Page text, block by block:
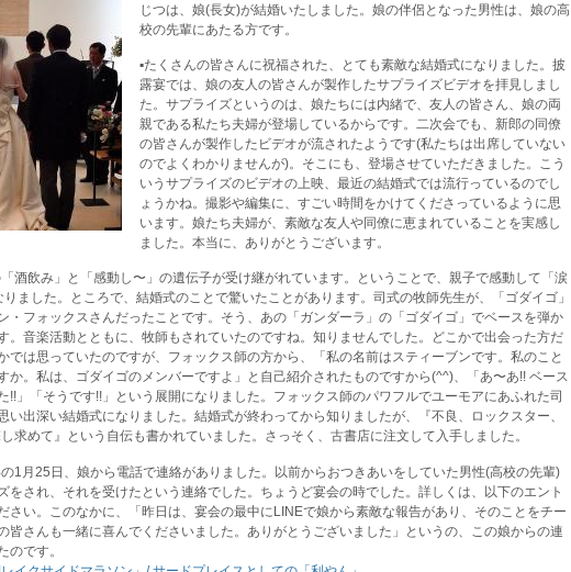
じつは、娘(長女)が結婚いたしました。娘の伴侶となった男性は、娘の高
校の先輩にあたる方です。
▪︎たくさんの皆さんに祝福された、とても素敵な結婚式になりました。披
露宴では、娘の友人の皆さんが製作したサプライズビデオを拝見しまし
た。サプライズというのは、娘たちには内緒で、友人の皆さん、娘の両
親である私たち夫婦が登場しているからです。二次会でも、新郎の同僚
の皆さんが製作したビデオが流されたようです(私たちは出席していない
のでよくわかりませんが)。そこにも、登場させていただきました。こう
いうサプライズのビデオの上映、最近の結婚式では流行っているのでし
ょうかね。撮影や編集に、すごい時間をかけてくださっているように思
います。娘たち夫婦が、素敵な友人や同僚に恵まれていることを実感し
ました。本当に、ありがとうございます。
酒飲み」と「感動し〜」の遺伝子が受け継がれています。ということで、親子で感動して「涙
ました。ところで、結婚式のことで驚いたことがあります。司式の牧師先生が、「ゴダイゴ」
・フォックスさんだったことです。そう、あの「ガンダーラ」の「ゴダイゴ」でベースを弾か
。音楽活動とともに、牧師もされていたのですね。知りませんでした。どこかで出会った方だ
では思っていたのですが、フォックス師の方から、「私の名前はスティーブンです。私のこと
か。私は、ゴダイゴのメンバーですよ」と自己紹介されたものですから(^^)、「あ〜あ!! ベース
!!」「そうです!!」という展開になりました。フォックス師のパワフルでユーモアにあふれた司
い出深い結婚式になりました。結婚式が終わってから知りましたが、『不良、ロックスター、
求めて』という自伝も書かれていました。さっそく、古書店に注文して入手しました。
の1月25日、娘から電話で連絡がありました。以前からおつきあいをしていた男性(高校の先輩)
をされ、それを受けたという連絡でした。ちょうど宴会の時でした。詳しくは、以下のエント
さい。このなかに、「昨日は、宴会の最中にLINEで娘から素敵な報告があり、そのことをチー
皆さんも一緒に喜んでくださいました。ありがとうございました」というの、この娘からの連
のです。